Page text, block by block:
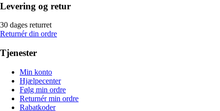
Levering og retur
30 dages returret
Returnér din ordre
Tjenester
Min konto
Hjælpecenter
Følg min ordre
Returnér min ordre
Rabatkoder